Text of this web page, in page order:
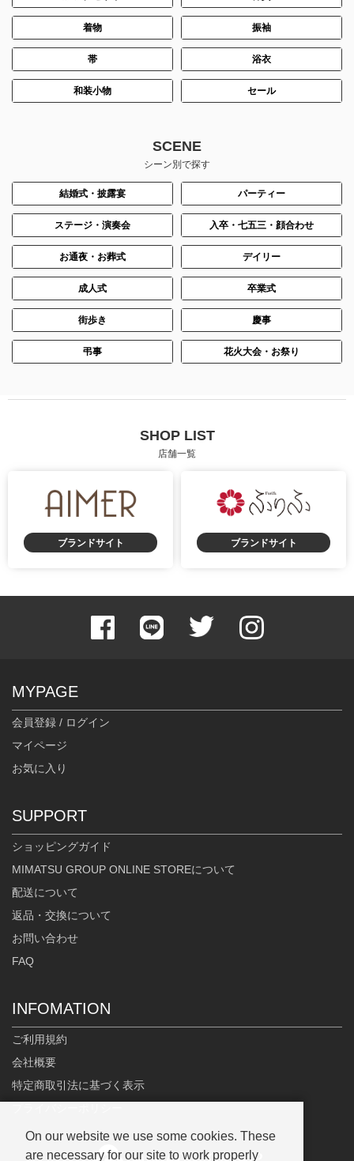
着物 振袖
帯 浴衣
和装小物 セール
SCENE
シーン別で探す
結婚式・披露宴 パーティー
ステージ・演奏会 入卒・七五三・顔合わせ
お通夜・お葬式 デイリー
成人式 卒業式
街歩き 慶事
弔事 花火大会・お祭り
SHOP LIST
店舗一覧
ブランドサイト ブランドサイト
MYPAGE
会員登録 / ログイン
マイページ
お気に入り
SUPPORT
ショッピングガイド
MIMATSU GROUP ONLINE STOREについて
配送について
返品・交換について
お問い合わせ
FAQ
INFOMATION
ご利用規約
会社概要
特定商取引法に基づく表示
On our website we use some cookies. These
are necessary for our site to work properly